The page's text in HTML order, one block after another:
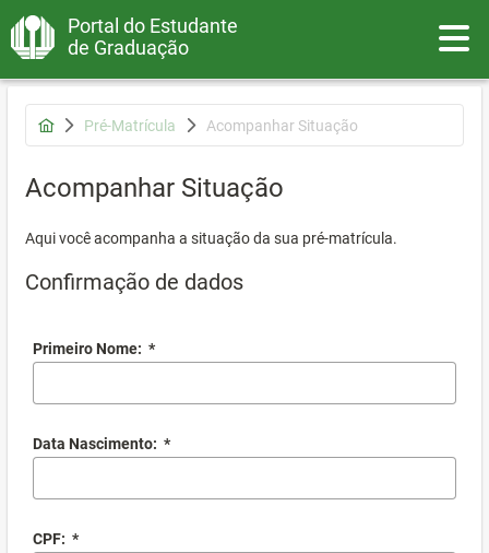
Portal do Estudante
de Graduação
Pré-Matrícula Acompanhar Situação
Acompanhar Situação
Aqui você acompanha a situação da sua pré-matrícula.
Confirmação de dados
Primeiro Nome: *
Data Nascimento: *
CPF: *